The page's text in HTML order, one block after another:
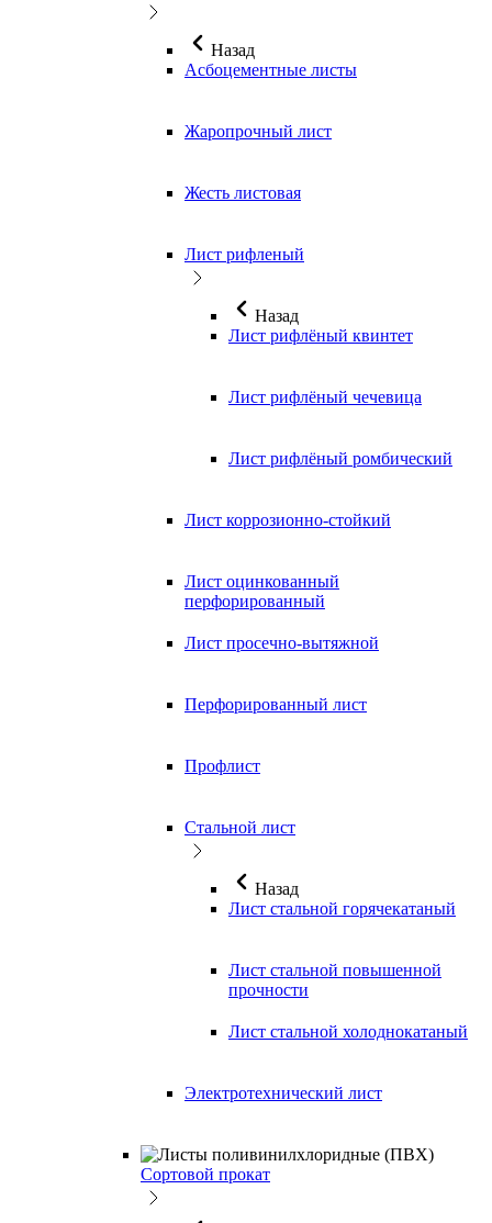
Назад
Асбоцементные листы
Жаропрочный лист
Жесть листовая
Лист рифленый
Назад
Лист рифлёный квинтет
Лист рифлёный чечевица
Лист рифлёный ромбический
Лист коррозионно-стойкий
Лист оцинкованный
перфорированный
Лист просечно-вытяжной
Перфорированный лист
Профлист
Стальной лист
Назад
Лист стальной горячекатаный
Лист стальной повышенной
прочности
Лист стальной холоднокатаный
Электротехнический лист
Сортовой прокат